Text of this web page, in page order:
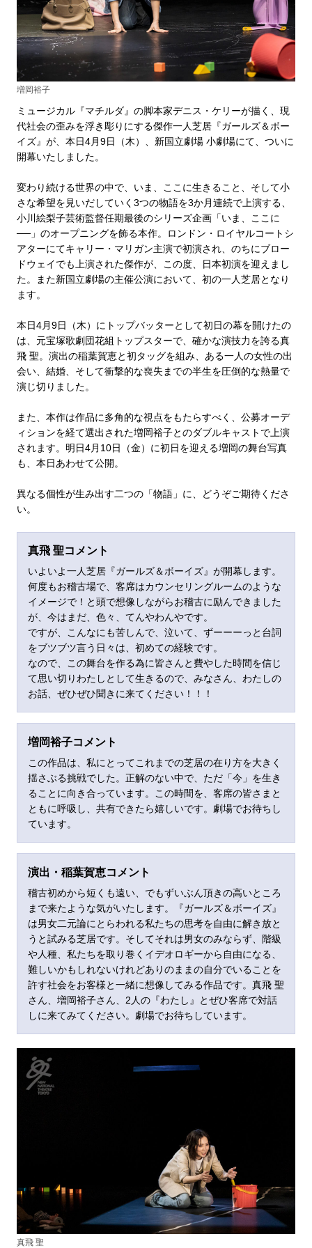
増岡裕子
ミュージカル『マチルダ』の脚本家デニス・ケリーが描く、現
代社会の歪みを浮き彫りにする傑作一人芝居『ガールズ＆ボー
イズ』が、本日4月9日（木）、新国立劇場 小劇場にて、ついに
開幕いたしました。
変わり続ける世界の中で、いま、ここに生きること、そして小
さな希望を見いだしていく3つの物語を3か月連続で上演する、
小川絵梨子芸術監督任期最後のシリーズ企画「いま、ここに
──」のオープニングを飾る本作。ロンドン・ロイヤルコートシ
アターにてキャリー・マリガン主演で初演され、のちにブロー
ドウェイでも上演された傑作が、この度、日本初演を迎えまし
た。また新国立劇場の主催公演において、初の一人芝居となり
ます。
本日4月9日（木）にトップバッターとして初日の幕を開けたの
は、元宝塚歌劇団花組トップスターで、確かな演技力を誇る真
飛 聖。演出の稲葉賀恵と初タッグを組み、ある一人の女性の出
会い、結婚、そして衝撃的な喪失までの半生を圧倒的な熱量で
演じ切りました。
また、本作は作品に多角的な視点をもたらすべく、公募オーデ
ィションを経て選出された増岡裕子とのダブルキャストで上演
されます。明日4月10日（金）に初日を迎える増岡の舞台写真
も、本日あわせて公開。
異なる個性が生み出す二つの「物語」に、どうぞご期待くださ
い。
真飛 聖コメント
いよいよ一人芝居『ガールズ＆ボーイズ』が開幕します。
何度もお稽古場で、客席はカウンセリングルームのような
イメージで！と頭で想像しながらお稽古に励んできました
が、今はまだ、色々、てんやわんやです。
ですが、こんなにも苦しんで、泣いて、ずーーーっと台詞
をブツブツ言う日々は、初めての経験です。
なので、この舞台を作る為に皆さんと費やした時間を信じ
て思い切りわたしとして生きるので、みなさん、わたしの
お話、ぜひぜひ聞きに来てください！！！
増岡裕子コメント
この作品は、私にとってこれまでの芝居の在り方を大きく
揺さぶる挑戦でした。正解のない中で、ただ「今」を生き
ることに向き合っています。この時間を、客席の皆さまと
ともに呼吸し、共有できたら嬉しいです。劇場でお待ちし
ています。
演出・稲葉賀恵コメント
稽古初めから短くも遠い、でもずいぶん頂きの高いところ
まで来たような気がいたします。『ガールズ＆ボーイズ』
は男女二元論にとらわれる私たちの思考を自由に解き放と
うと試みる芝居です。そしてそれは男女のみならず、階級
や人種、私たちを取り巻くイデオロギーから自由になる、
難しいかもしれないけれどありのままの自分でいることを
許す社会をお客様と一緒に想像してみる作品です。真飛 聖
さん、増岡裕子さん、2人の『わたし』とぜひ客席で対話
しに来てみてください。劇場でお待ちしています。
真飛 聖